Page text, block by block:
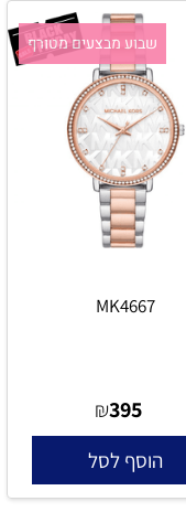
שבוע מבצעים מטורף
MK4667
₪395
הוסף לסל